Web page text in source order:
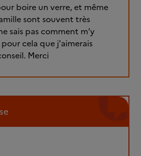
boire un verre, et même
sont souvent très
sais pas comment m’y
cela que j'aimerais
Merci